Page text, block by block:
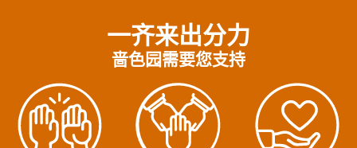
一齐来出分力
啬色园需要您支持